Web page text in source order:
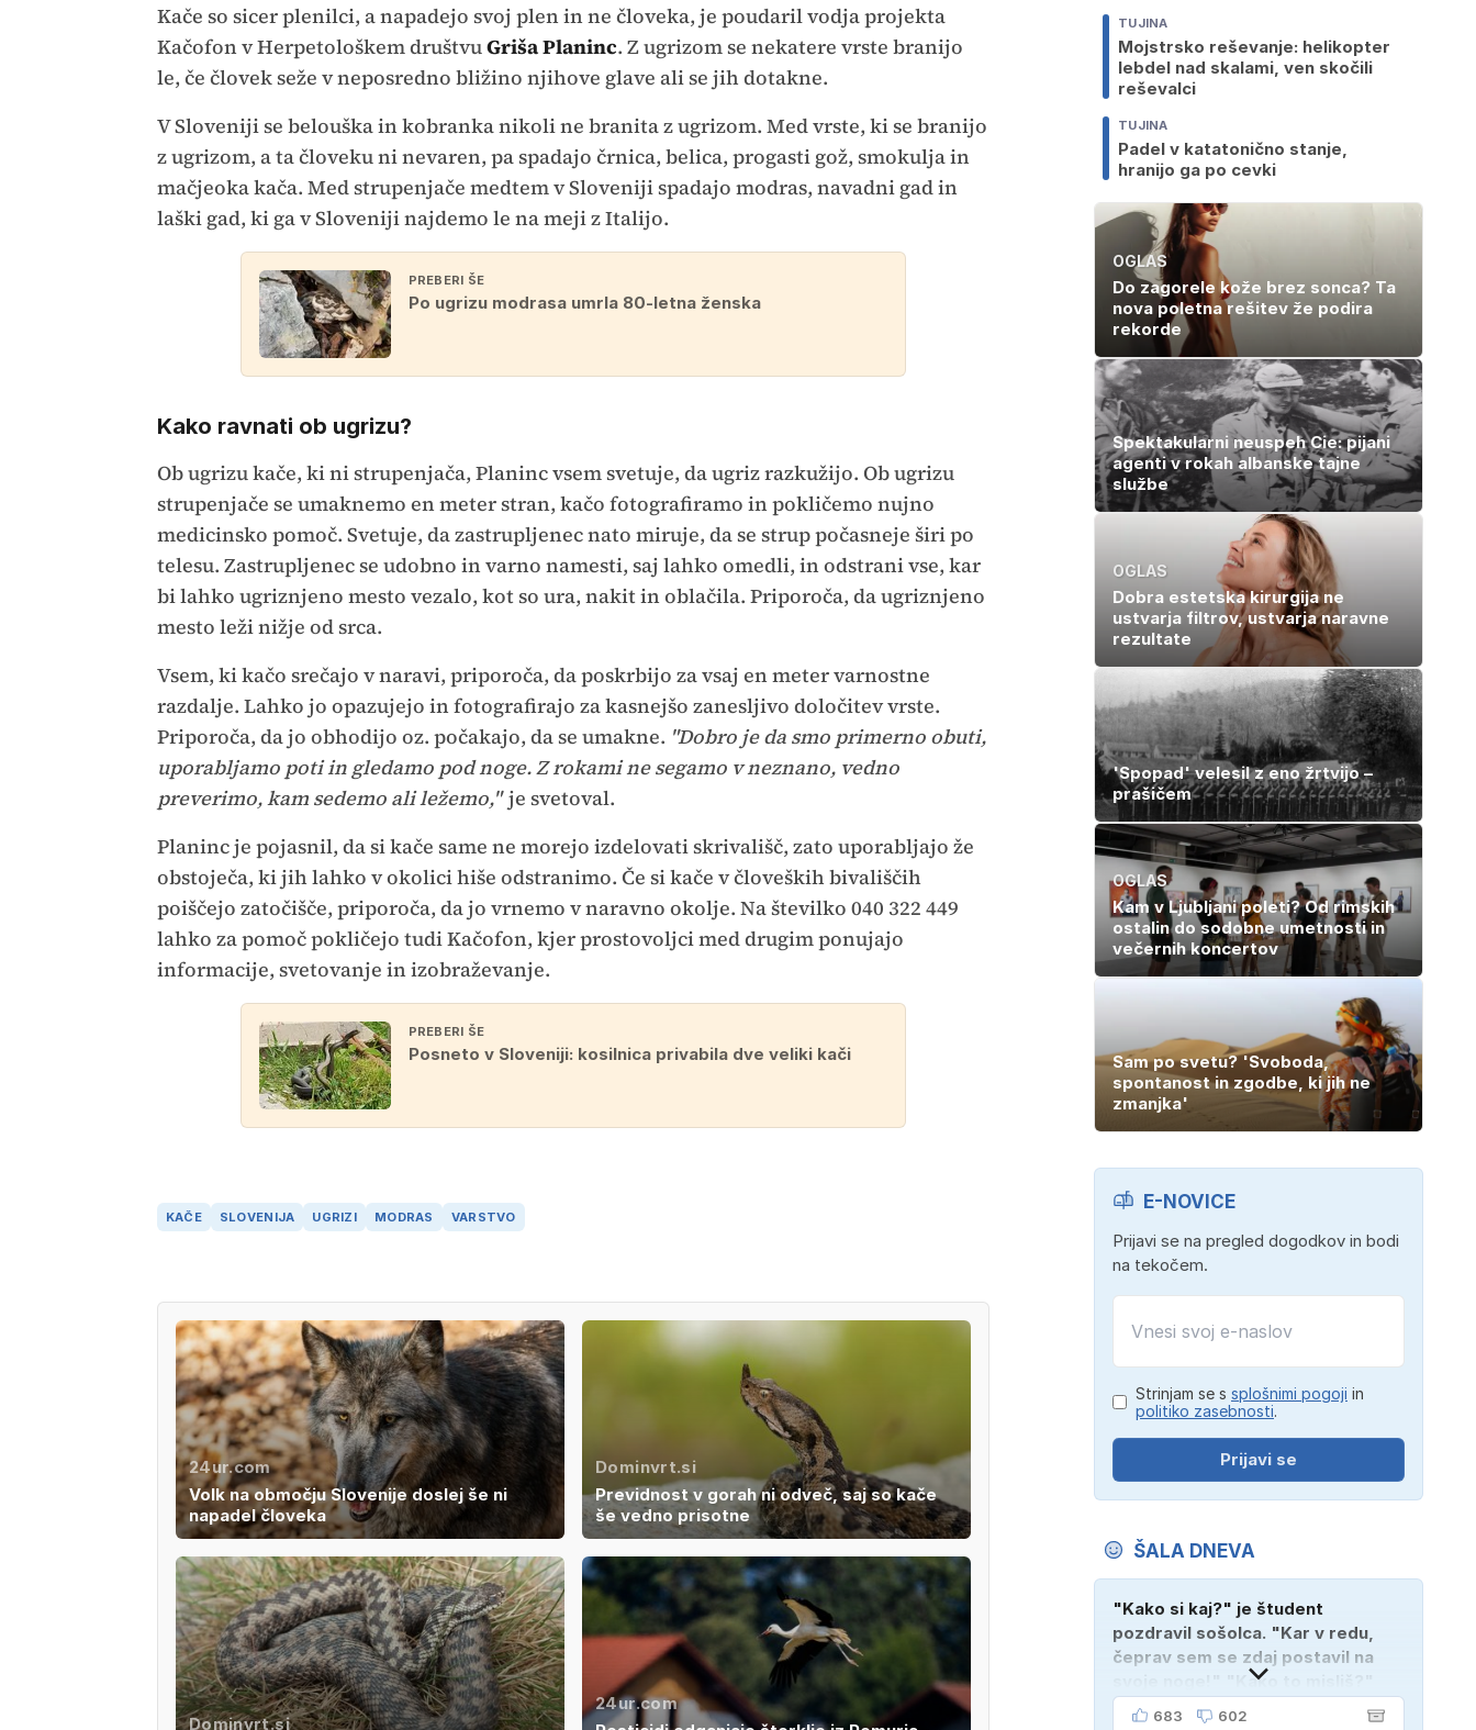
Kače so sicer plenilci, a napadejo svoj plen in ne človeka, je poudaril vodja projekta
Kačofon v Herpetološkem društvuGriša Planinc. Z ugrizom se nekatere vrste branijo
le, če človek seže v neposredno bližino njihove glave ali se jih dotakne.
V Sloveniji se belouška in kobranka nikoli ne branita z ugrizom. Med vrste, ki se branijo
z ugrizom, a ta človeku ni nevaren, pa spadajo črnica, belica, progasti gož, smokulja in
mačjeoka kača. Med strupenjače medtem v Sloveniji spadajo modras, navadni gad in
laški gad, ki ga v Sloveniji najdemo le na meji z Italijo.
PREBERI ŠE
Po ugrizu modrasa umrla 80-letna ženska
Kako ravnati ob ugrizu?
Ob ugrizu kače, ki ni strupenjača, Planinc vsem svetuje, da ugriz razkužijo. Ob ugrizu
strupenjače se umaknemo en meter stran, kačo fotografiramo in pokličemo nujno
medicinsko pomoč. Svetuje, da zastrupljenec nato miruje, da se strup počasneje širi po
telesu. Zastrupljenec se udobno in varno namesti, saj lahko omedli, in odstrani vse, kar
bi lahko ugriznjeno mesto vezalo, kot so ura, nakit in oblačila. Priporoča, da ugriznjeno
mesto leži nižje od srca.
Vsem, ki kačo srečajo v naravi, priporoča, da poskrbijo za vsaj en meter varnostne
razdalje. Lahko jo opazujejo in fotografirajo za kasnejšo zanesljivo določitev vrste.
Priporoča, da jo obhodijo oz. počakajo, da se umakne. "Dobro je da smo primerno obuti,
uporabljamo poti in gledamo pod noge. Z rokami ne segamo v neznano, vedno
preverimo, kam sedemo ali ležemo,"je svetoval.
Planinc je pojasnil, da si kače same ne morejo izdelovati skrivališč, zato uporabljajo že
obstoječa, ki jih lahko v okolici hiše odstranimo. Če si kače v človeških bivališčih
poiščejo zatočišče, priporoča, da jo vrnemo v naravno okolje. Na številko 040 322 449
lahko za pomoč pokličejo tudi Kačofon, kjer prostovoljci med drugim ponujajo
informacije, svetovanje in izobraževanje.
PREBERI ŠE
Posneto v Sloveniji: kosilnica privabila dve veliki kači
KAČE SLOVENIJA UGRIZI MODRAS VARSTVO
24ur.com
Volk na območju Slovenije doslej še ni
napadel človeka
Dominvrt.si
Previdnost v gorah ni odveč, saj so kače
še vedno prisotne
Dominvrt.si
24ur.com
TUJINA
Mojstrsko reševanje: helikopter
lebdel nad skalami, ven skočili
reševalci
TUJINA
Padel v katatonično stanje,
hranijo ga po cevki
OGLAS
Do zagorele kože brez sonca? Ta
nova poletna rešitev že podira
rekorde
Spektakularni neuspeh Cie: pijani
agenti v rokah albanske tajne
službe
OGLAS
Dobra estetska kirurgija ne
ustvarja filtrov, ustvarja naravne
rezultate
'Spopad' velesil z eno žrtvijo –
prašičem
OGLAS
Kam v Ljubljani poleti? Od rimskih
ostalin do sodobne umetnosti in
večernih koncertov
Sam po svetu? 'Svoboda,
spontanost in zgodbe, ki jih ne
zmanjka'
E-NOVICE
Prijavi se na pregled dogodkov in bodi
na tekočem.
Strinjam se s splošnimi pogoji in
politiko zasebnosti.
Prijavi se
ŠALA DNEVA
"Kako si kaj?" je študent
pozdravil sošolca. "Kar v redu,
čeprav sem se zdaj postavil na
svoje noge!" "Kako to misliš?"
"Oče mi je vzel avto!"
683 602